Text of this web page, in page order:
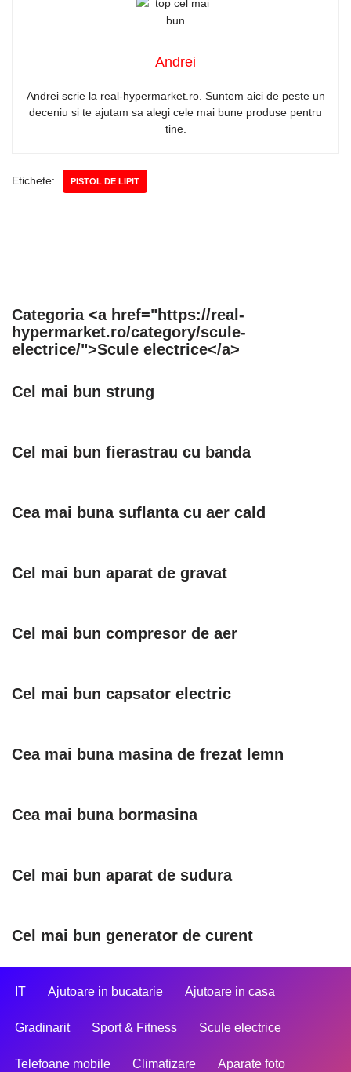
Andrei
Andrei scrie la real-hypermarket.ro. Suntem aici de peste un
deceniu si te ajutam sa alegi cele mai bune produse pentru
tine.
Etichete: PISTOL DE LIPIT
Categoria <a href="https://real-
hypermarket.ro/category/scule-
electrice/">Scule electrice</a>
Cel mai bun strung
Cel mai bun fierastrau cu banda
Cea mai buna suflanta cu aer cald
Cel mai bun aparat de gravat
Cel mai bun compresor de aer
Cel mai bun capsator electric
Cea mai buna masina de frezat lemn
Cea mai buna bormasina
Cel mai bun aparat de sudura
Cel mai bun generator de curent
IT Ajutoare in bucatarie Ajutoare in casa
Gradinarit Sport & Fitness Scule electrice
Telefoane mobile Climatizare Aparate foto